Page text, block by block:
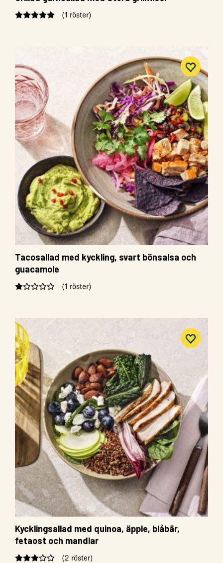
(1 röster)
Tacosallad med kyckling, svart bönsalsa och
guacamole
(1 röster)
Kycklingsallad med quinoa, äpple, blåbär,
fetaost och mandlar
(2 röster)